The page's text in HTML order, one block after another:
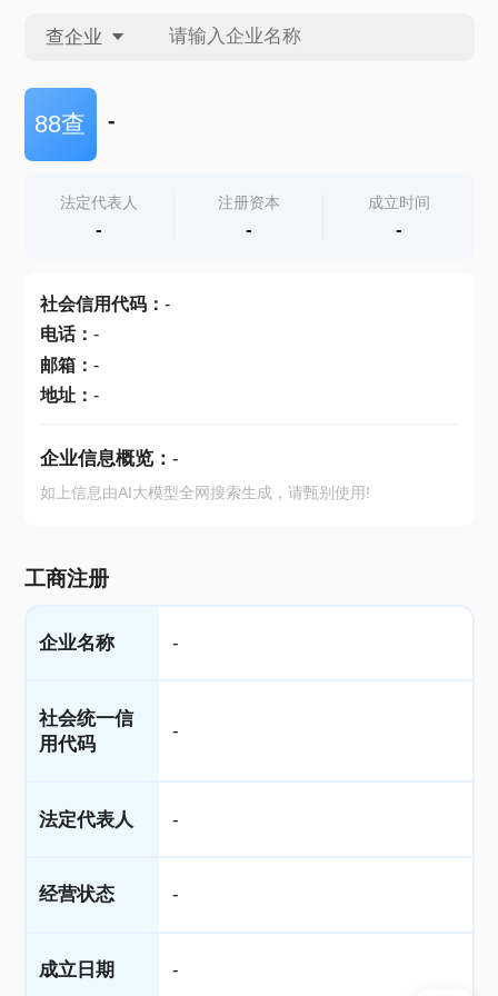
查企业
查企业
查产地
88查 -
法定代表人
-
注册资本
-
成立时间
-
社会信用代码： -
电话： -
邮箱： -
地址： -
企业信息概览： -
如上信息由AI大模型全网搜索生成，请甄别使用!
工商注册
企业名称 -
社会统一信
用代码
-
法定代表人 -
经营状态 -
成立日期 -